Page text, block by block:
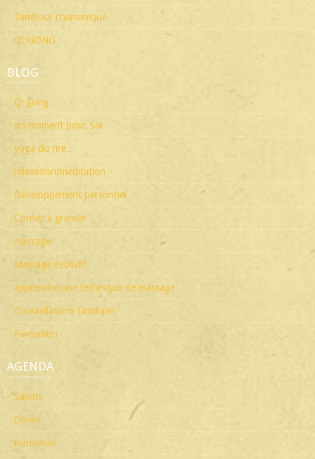
Tambour chamanique
QI GONG
BLOG
Qi gong
un moment pour Soi
yoga du rire
relaxation/méditation
Développement personnel
Contes à grandir
massage
Massage évolutif
apprendre une technique de massage
Constellations familiales
Formation
AGENDA
Salons
Divers
formation